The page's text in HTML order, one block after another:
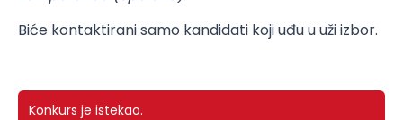
Biće kontaktirani samo kandidati koji uđu u uži izbor.
Konkurs je istekao.